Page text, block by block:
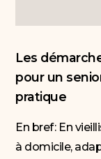
Les
pour un
pratique
En bref : En
à domicile,